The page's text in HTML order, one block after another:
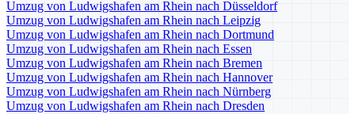
Umzug von Ludwigshafen am Rhein nach Düsseldorf
Umzug von Ludwigshafen am Rhein nach Leipzig
Umzug von Ludwigshafen am Rhein nach Dortmund
Umzug von Ludwigshafen am Rhein nach Essen
Umzug von Ludwigshafen am Rhein nach Bremen
Umzug von Ludwigshafen am Rhein nach Hannover
Umzug von Ludwigshafen am Rhein nach Nürnberg
Umzug von Ludwigshafen am Rhein nach Dresden